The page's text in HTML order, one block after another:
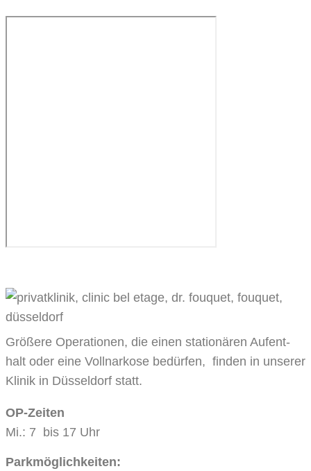
Grö­ße­re Ope­ra­tio­nen, die einen sta­tio­nä­ren Auf­ent­
halt oder eine Voll­nar­ko­se bedür­fen, fin­den in unse­rer
Kli­nik in Düs­sel­dorf statt.
OP-Zei­ten
Mi.: 7 bis 17 Uhr
Parkmöglichkeiten: